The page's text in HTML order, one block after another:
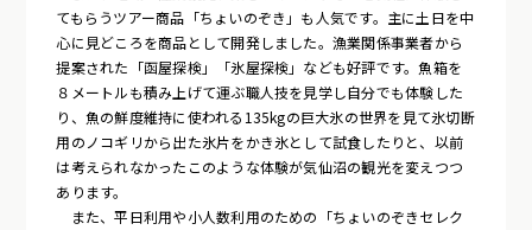
てもらうツアー商品「ちょいのぞき」も人気です。主に土日を中
心に見どころを商品として開発しました。漁業関係事業者から
提案された「函屋探検」「氷屋探検」なども好評です。魚箱を
８メートルも積み上げて運ぶ職人技を見学し自分でも体験した
り、魚の鮮度維持に使われる135kgの巨大氷の世界を見て氷切断
用のノコギリから出た氷片をかき氷として試食したりと、以前
は考えられなかったこのような体験が気仙沼の観光を変えつつ
あります。
また、平日利用や小人数利用のための「ちょいのぞきセレク